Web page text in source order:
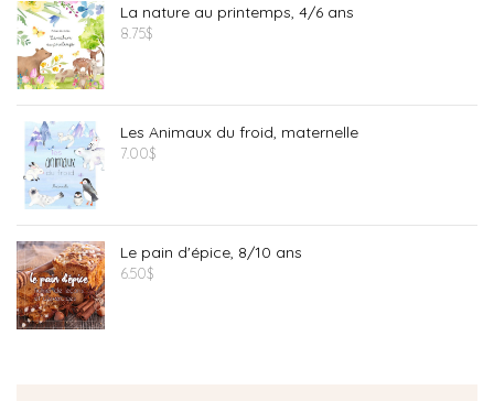
La nature au printemps, 4/6 ans
8.75$
Les Animaux du froid, maternelle
7.00$
Le pain d'épice, 8/10 ans
6.50$